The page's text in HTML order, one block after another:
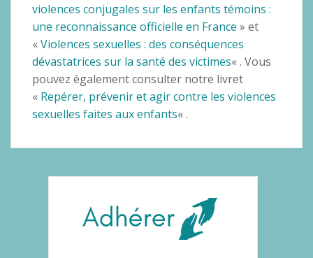
violences conjugales sur les enfants témoins :
une reconnaissance officielle en France » et
«Violences sexuelles : des conséquences
dévastatrices sur la santé des victimes« . Vous
pouvez également consulter notre livret
« Repérer, prévenir et agir contre les violences
sexuelles faites aux enfants« .